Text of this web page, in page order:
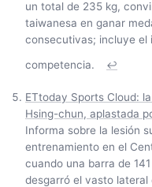
un total de 235 kg,
taiwanesa en ganar
consecutivas; incluye el
competencia.
↩
ETtoday Sports Cloud:
Hsing-chun, aplastada
Informa sobre la lesión
entrenamiento en el
cuando una barra de
desgarró el vasto lateral